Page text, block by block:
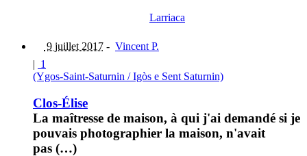
Larriaca
9 juillet 2017 - Vincent P.
| 1
(Ygos-Saint-Saturnin / Igòs e Sent Saturnin)
Clos-Élise
La maîtresse de maison, à qui j'ai demandé si je
pouvais photographier la maison, n'avait
pas (…)